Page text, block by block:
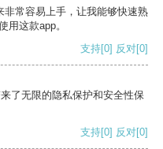
常容易上手，让我能够快速熟
用这款app。
支持[0] 反对[0]
了无限的隐私保护和安全性保
支持[0] 反对[0]